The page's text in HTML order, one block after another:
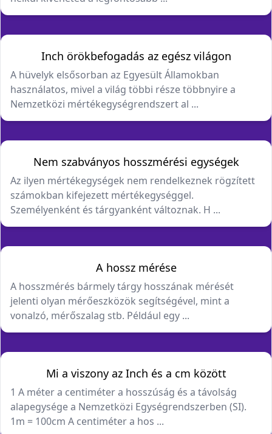
Inch örökbefogadás az egész világon
A hüvelyk elsősorban az Egyesült Államokban
használatos, mivel a világ többi része többnyire a
Nemzetközi mértékegységrendszert al ...
Nem szabványos hosszmérési egységek
Az ilyen mértékegységek nem rendelkeznek rögzített
számokban kifejezett mértékegységgel.
Személyenként és tárgyanként változnak. H ...
A hossz mérése
A hosszmérés bármely tárgy hosszának mérését
jelenti olyan mérőeszközök segítségével, mint a
vonalzó, mérőszalag stb. Például egy ...
Mi a viszony az Inch és a cm között
1 A méter a centiméter a hosszúság és a távolság
alapegysége a Nemzetközi Egységrendszerben (SI).
1m = 100cm A centiméter a hos ...